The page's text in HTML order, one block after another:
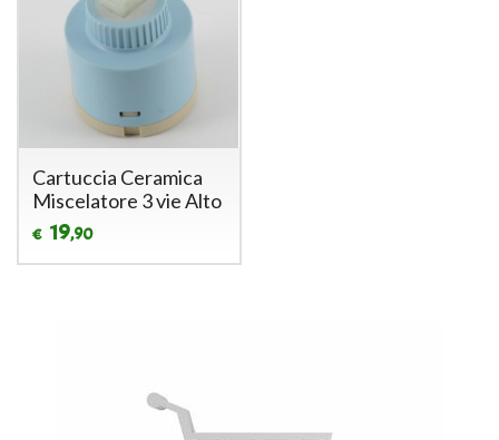
Cartuccia Ceramica
Miscelatore 3 vie Alto
€ 19,90